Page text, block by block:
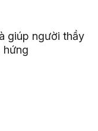
giúp người thầy
hứng